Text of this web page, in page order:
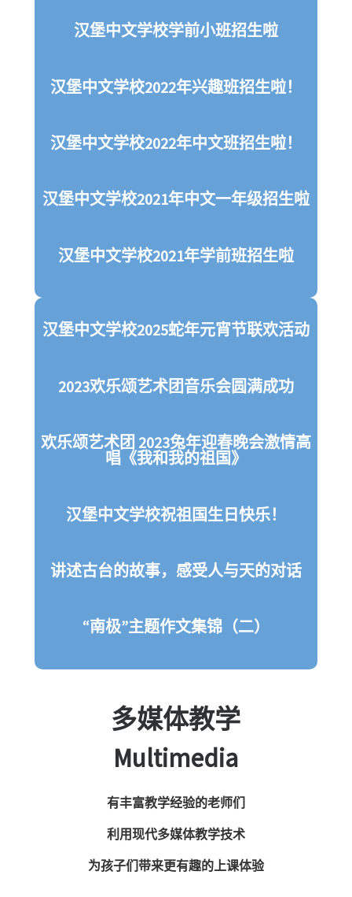
汉堡中文学校学前小班招生啦
汉堡中文学校2022年兴趣班招生啦！
汉堡中文学校2022年中文班招生啦！
汉堡中文学校2021年中文一年级招生啦
汉堡中文学校2021年学前班招生啦
汉堡中文学校2025蛇年元宵节联欢活动
2023欢乐颂艺术团音乐会圆满成功
欢乐颂艺术团 2023兔年迎春晚会激情高
唱《我和我的祖国》
汉堡中文学校祝祖国生日快乐！
讲述古台的故事，感受人与天的对话
“南极”主题作文集锦（二）
多媒体教学
Multimedia
有丰富教学经验的老师们
利用现代多媒体教学技术
为孩子们带来更有趣的上课体验